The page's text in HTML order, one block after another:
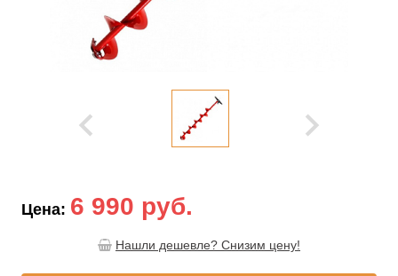
Цена: 6 990 руб.
Нашли дешевле? Снизим цену!